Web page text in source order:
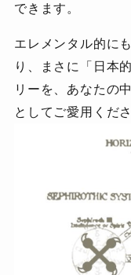
できます。
エレメンタル的に
り、まさに「日本
リーを、あなたの
としてご愛用くださ